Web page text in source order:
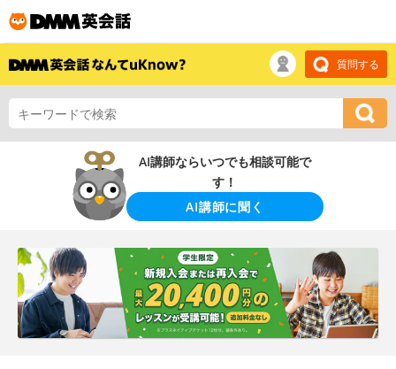
質問する
AI講師ならいつでも相談可能で
す！
AI講師に聞く